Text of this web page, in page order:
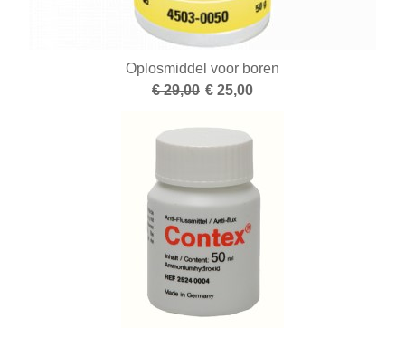
Oplosmiddel voor boren
€ 29,00 € 25,00